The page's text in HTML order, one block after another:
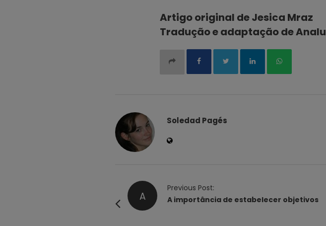
Artigo original de Jesica Mraz
Tradução e adaptação de
Soledad Pagés
A
Previous Post:
A importância de estabelecer objetivos